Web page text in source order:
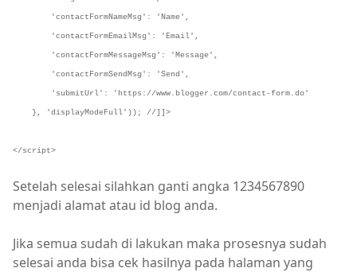
'contactFormNameMsg': 'Name',
'contactFormEmailMsg': 'Email',
'contactFormMessageMsg': 'Message',
'contactFormSendMsg': 'Send',
'submitUrl': 'https://www.blogger.com/contact-form.do'
}, 'displayModeFull')); //]]>
</script>
Setelah selesai silahkan ganti angka 1234567890
menjadi alamat atau id blog anda.
Jika semua sudah di lakukan maka prosesnya sudah
selesai anda bisa cek hasilnya pada halaman yang